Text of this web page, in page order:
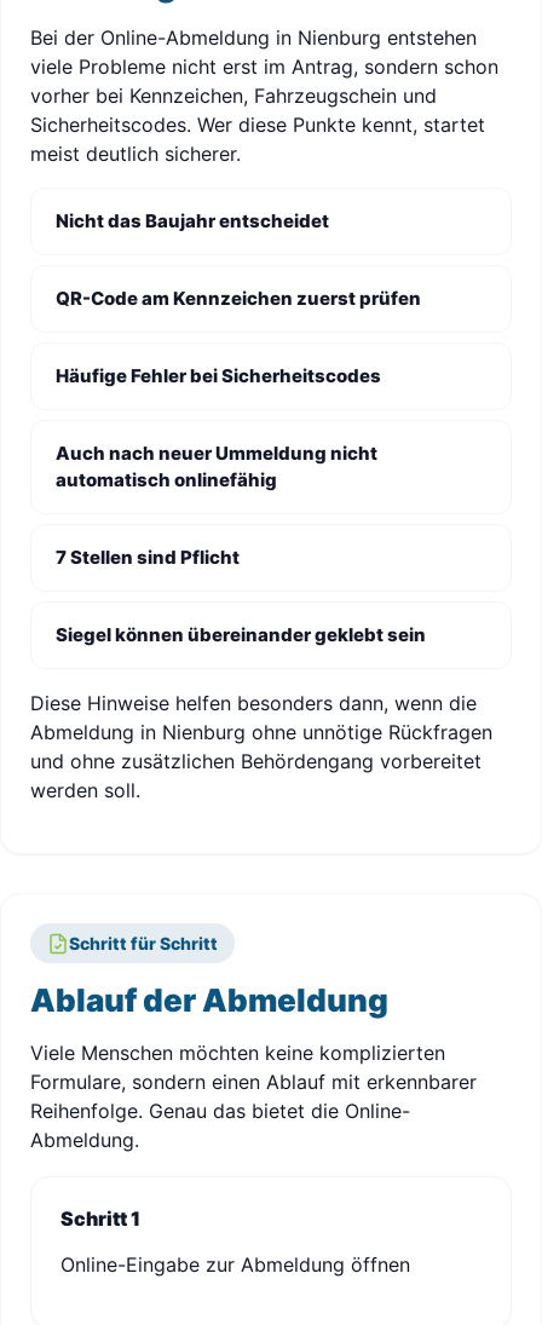
Bei der Online-Abmeldung in Nienburg entstehen
viele Probleme nicht erst im Antrag, sondern schon
vorher bei Kennzeichen, Fahrzeugschein und
Sicherheitscodes. Wer diese Punkte kennt, startet
meist deutlich sicherer.
Nicht das Baujahr entscheidet
QR-Code am Kennzeichen zuerst prüfen
Häufige Fehler bei Sicherheitscodes
Auch nach neuer Ummeldung nicht
automatisch onlinefähig
7 Stellen sind Pflicht
Siegel können übereinander geklebt sein
Diese Hinweise helfen besonders dann, wenn die
Abmeldung in Nienburg ohne unnötige Rückfragen
und ohne zusätzlichen Behördengang vorbereitet
werden soll.
Schritt für Schritt
Ablauf der Abmeldung
Viele Menschen möchten keine komplizierten
Formulare, sondern einen Ablauf mit erkennbarer
Reihenfolge. Genau das bietet die Online-
Abmeldung.
Schritt 1
Online-Eingabe zur Abmeldung öffnen